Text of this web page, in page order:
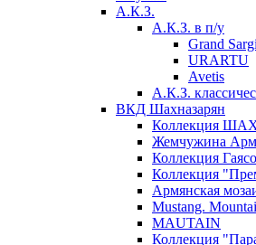
А.К.З.
А.К.З. в п/у
Grand
URARTU
Avetis
А.К.З.
ВКД Шахназарян
Коллекция
Жемчужина
Коллекция
Коллекция
Армянская
Mustang.
MAUTAIN
Коллекция